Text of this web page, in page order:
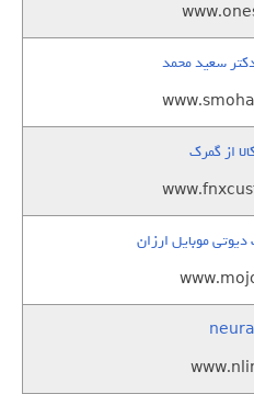
سعید محمد
از گمرک
موبایل ارزان